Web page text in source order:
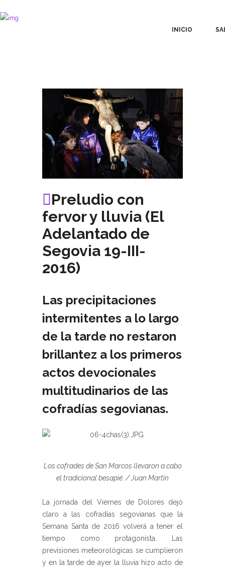
INICIO
Preludio con
fervor y lluvia (El
Adelantado de
Segovia 19-III-
2016)
Las precipitaciones
intermitentes a lo largo
de la tarde no restaron
brillantez a los primeros
actos devocionales
multitudinarios de las
cofradías segovianas.
Los cofrades de San Marcos llevaron a cabo
el tradicional besapié. / Juan Martín
La jornada del Viernes de Dolores dejó
claro a las cofradías segovianas que la
Semana Santa de 2016 volverá a tener el
tiempo como protagonista. Las
previsiones meteorológicas se cumplieron
y en la tarde de ayer la lluvia hizo acto de